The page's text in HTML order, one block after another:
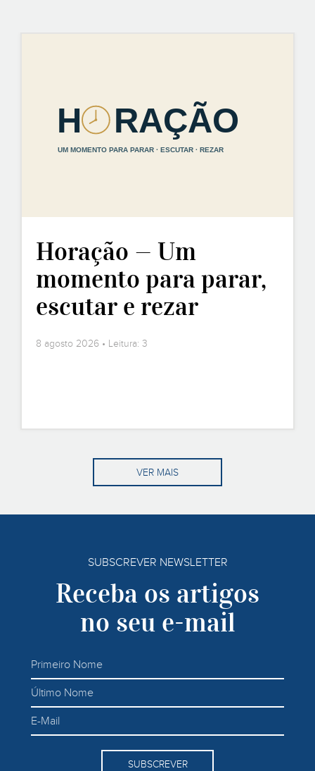
Horação — Um
momento para parar,
escutar e rezar
8 agosto 2026 • Leitura: 3
VER MAIS
SUBSCREVER NEWSLETTER
Receba os artigos
no seu e-mail
SUBSCREVER